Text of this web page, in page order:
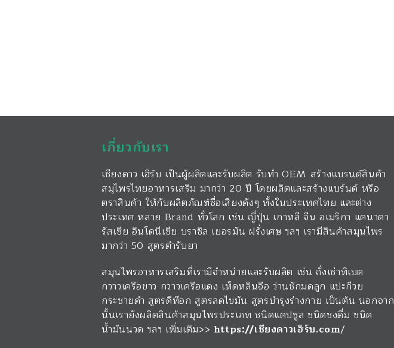
เกี่ยวกับเรา
เชียงดาว เฮิร์บ เป็นผู้ผลิตและรับผลิต รับทำ OEM สร้างแบรนด์สินค้า
สมุไพรไทยอาหารเสริม มากว่า 20 ปี โดยผลิตและสร้างแบร์นด์ หรือ
ตราสินค้า ให้กับผลิตภัณฑ์ชื่อเสียงดังๆ ทั้งในประเทศไทย และต่าง
ประเทศ หลาย Brand ทั่วโลก เช่น ญี่ปุ่น เกาหลี จีน อเมริกา แคนาดา
รัสเซีย อินโดนีเซีย บราซิล เยอรมัน ฝรั่งเศษ ฯลฯ เรามีสินค้าสมุนไพร
มากว่า 50 สูตรตำรับยา
สมุนไพรอาหารเสริมที่เรามีจำหน่ายและรับผลิต เช่น ถั่งเช่าทิเบต
กวาวเครือขาว กวาวเครือแดง เห็ดหลินจือ ว่านชักมดลูก แปะก๊วย
กระชายดำ สูตรดีท๊อก สูตรลดไขมัน สูตรบำรุงร่างกาย เป็นต้น นอกจาก
นั้นเรายังผลิตสินค้าสมุนไพรประเภท ชนิดแคปซูล ชนิดชงดื่ม ชนิด
น้ำมันนวด ฯลฯ เพิ่มเติม>> https://เชียงดาวเฮิร์บ.com/